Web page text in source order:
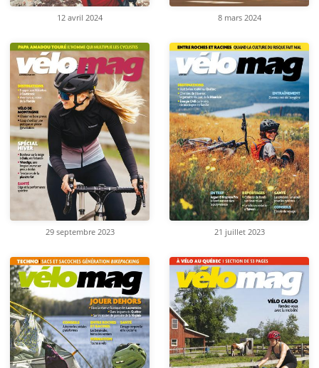
12 avril 2024 8 mars 2024
29 septembre 2023 21 juillet 2023